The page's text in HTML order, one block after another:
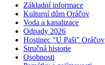
Základní informace
Kulturní dům Oráčov
Voda a kanalizace
Odpady 2026
Hostinec "U Paši" Oráčov
Stručná historie
Osobnosti